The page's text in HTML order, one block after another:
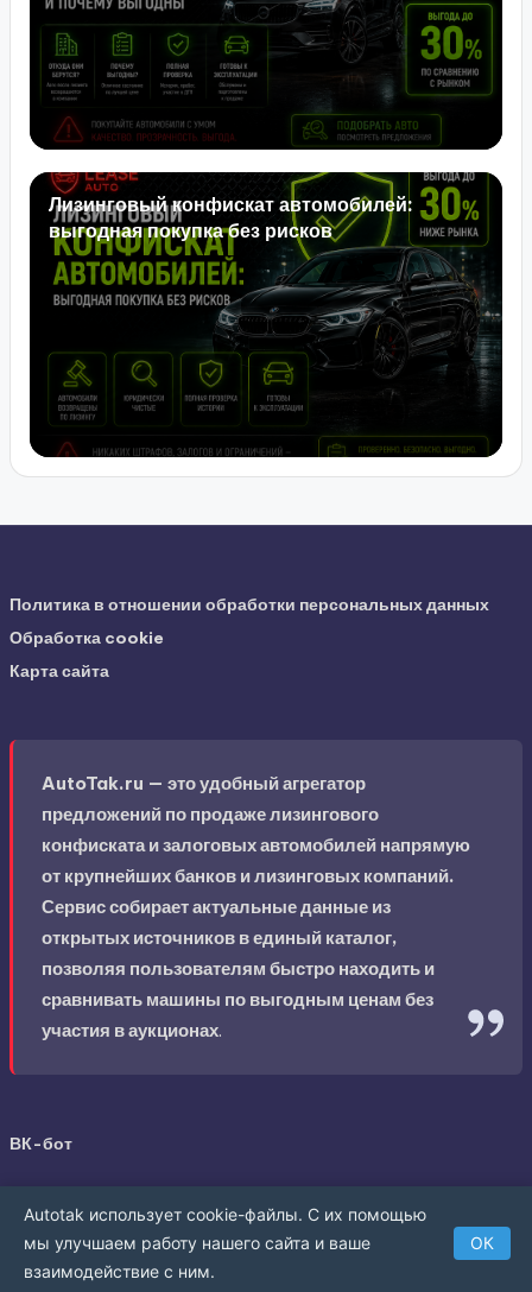
Лизинговый конфискат автомобилей:
выгодная покупка без рисков
Политика в отношении обработки персональных данных
Обработка cookie
Карта сайта
AutoTak.ru — это удобный агрегатор
предложений по продаже лизингового
конфиската и залоговых автомобилей напрямую
от крупнейших банков и лизинговых компаний.
Сервис собирает актуальные данные из
открытых источников в единый каталог,
позволяя пользователям быстро находить и
сравнивать машины по выгодным ценам без
участия в аукционах.
ВК-бот
Autotak использует cookie-файлы. С их помощью
мы улучшаем работу нашего сайта и ваше
взаимодействие с ним.
ОК